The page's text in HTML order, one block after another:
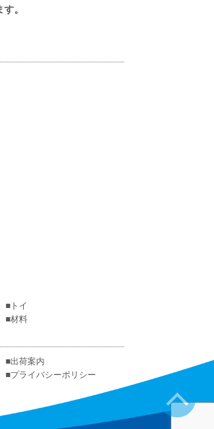
。
トイ
材料
出荷案内
プライバシーポリシー